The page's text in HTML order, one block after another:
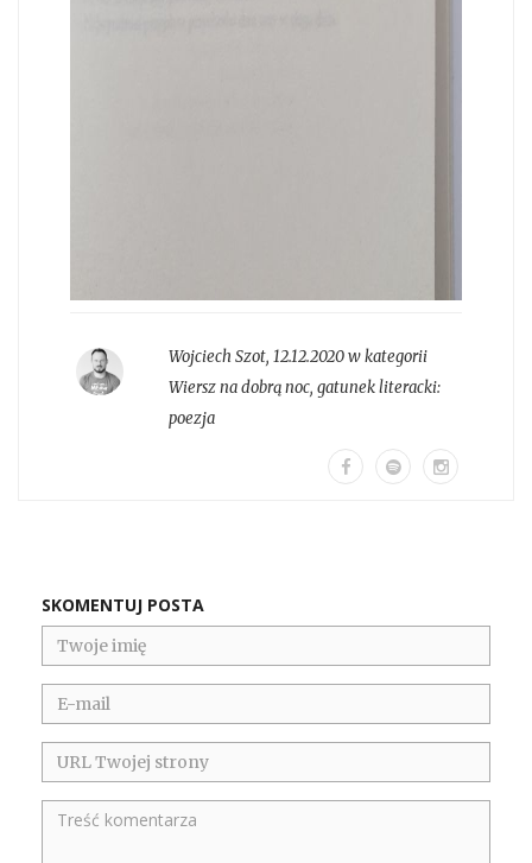
Wojciech Szot, 12.12.2020 w kategorii
Wiersz na dobrą noc, gatunek literacki:
poezja
SKOMENTUJ POSTA